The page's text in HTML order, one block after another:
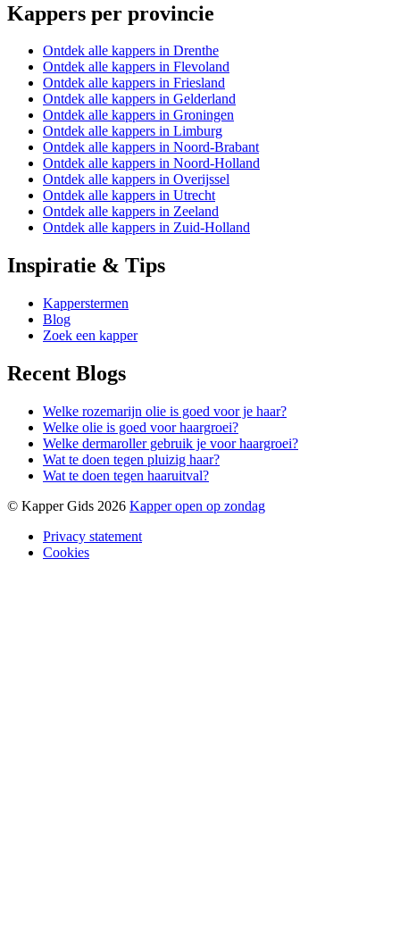
Kappers per provincie
Ontdek alle kappers in Drenthe
Ontdek alle kappers in Flevoland
Ontdek alle kappers in Friesland
Ontdek alle kappers in Gelderland
Ontdek alle kappers in Groningen
Ontdek alle kappers in Limburg
Ontdek alle kappers in Noord-Brabant
Ontdek alle kappers in Noord-Holland
Ontdek alle kappers in Overijssel
Ontdek alle kappers in Utrecht
Ontdek alle kappers in Zeeland
Ontdek alle kappers in Zuid-Holland
Inspiratie & Tips
Kapperstermen
Blog
Zoek een kapper
Recent Blogs
Welke rozemarijn olie is goed voor je haar?
Welke olie is goed voor haargroei?
Welke dermaroller gebruik je voor haargroei?
Wat te doen tegen pluizig haar?
Wat te doen tegen haaruitval?
© Kapper Gids 2026 Kapper open op zondag
Privacy statement
Cookies